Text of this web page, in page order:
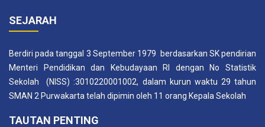
SEJARAH
Berdiri pada tanggal 3 September 1979 berdasarkan SK pendirian
Menteri Pendidikan dan Kebudayaan RI dengan No Statistik
Sekolah (NISS) :3010220001002, dalam kurun waktu 29 tahun
SMAN 2 Purwakarta telah dipimin oleh 11 orang Kepala Sekolah
TAUTAN PENTING